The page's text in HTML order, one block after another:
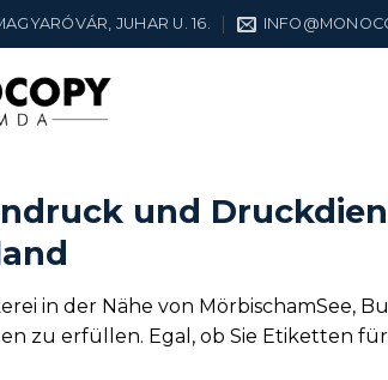
JUHAR U. 16.
und
in der Nähe von MörbischamSee,
zu erfüllen. Egal, ob Sie Etiketten